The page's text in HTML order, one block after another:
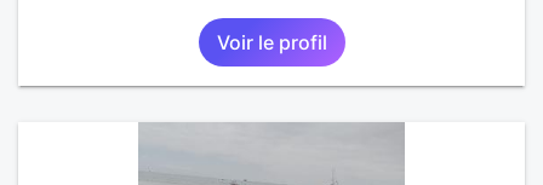
Voir le profil